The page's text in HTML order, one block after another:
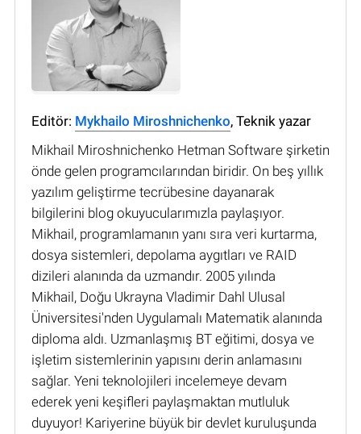
Editör: Mykhailo Miroshnichenko, Teknik yazar
Mikhail Miroshnichenko Hetman Software şirketin
önde gelen programcılarından biridir. On beş yıllık
yazılım geliştirme tecrübesine dayanarak
bilgilerini blog okuyucularımızla paylaşıyor.
Mikhail, programlamanın yanı sıra veri kurtarma,
dosya sistemleri, depolama aygıtları ve RAID
dizileri alanında da uzmandır. 2005 yılında
Mikhail, Doğu Ukrayna Vladimir Dahl Ulusal
Üniversitesi'nden Uygulamalı Matematik alanında
diploma aldı. Uzmanlaşmış BT eğitimi, dosya ve
işletim sistemlerinin yapısını derin anlamasını
sağlar. Yeni teknolojileri incelemeye devam
ederek yeni keşifleri paylaşmaktan mutluluk
duyuyor! Kariyerine büyük bir devlet kuruluşunda